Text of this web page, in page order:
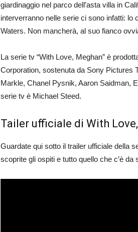
giardinaggio nel parco dell’asta villa in
interverranno nelle serie ci sono infatti: lo
Waters. Non mancherà, al suo fianco
La serie tv “With Love, Meghan” è
Corporation, sostenuta da Sony Pictures
Markle, Chanel Pysnik, Aaron Saidman,
serie tv è Michael Steed.
Tailer ufficiale di With
Guardate qui sotto il trailer ufficiale della
scoprite gli ospiti e tutto quello che c’è